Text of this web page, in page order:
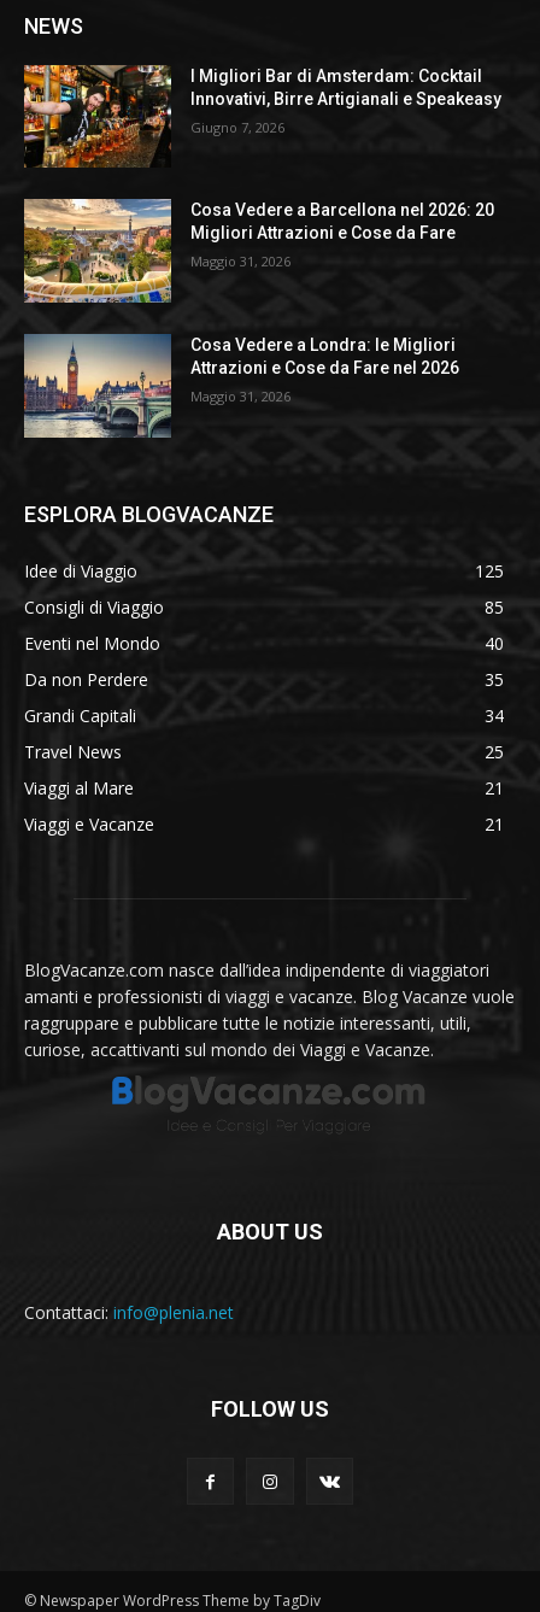
NEWS
I Migliori Bar di Amsterdam: Cocktail
Innovativi, Birre Artigianali e Speakeasy
Giugno 7, 2026
Cosa Vedere a Barcellona nel 2026: 20
Migliori Attrazioni e Cose da Fare
Maggio 31, 2026
Cosa Vedere a Londra: le Migliori
Attrazioni e Cose da Fare nel 2026
Maggio 31, 2026
ESPLORA BLOGVACANZE
Idee di Viaggio
125
Consigli di Viaggio
85
Eventi nel Mondo
40
Da non Perdere
35
Grandi Capitali
34
Travel News
25
Viaggi al Mare
21
Viaggi e Vacanze
21
BlogVacanze.com nasce dall’idea indipendente di viaggiatori
amanti e professionisti di viaggi e vacanze. Blog Vacanze vuole
raggruppare e pubblicare tutte le notizie interessanti, utili,
curiose, accattivanti sul mondo dei Viaggi e Vacanze.
ABOUT US
Contattaci: info@plenia.net
FOLLOW US
© Newspaper WordPress Theme by TagDiv